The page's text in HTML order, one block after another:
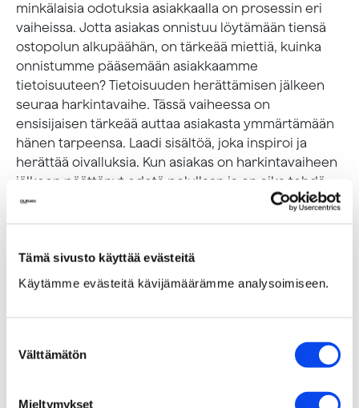
Tämä sivusto käyttää evästeitä
Käytämme evästeitä kävijämäärämme analysoimiseen.
valinta
Välttämätön
Mieltymykset
minkälaisia odotuksia asiakkaalla on prosessin eri
vaiheissa. Jotta asiakas onnistuu löytämään tiensä
ostopolun alkupäähän, on tärkeää miettiä, kuinka
onnistumme pääsemään asiakkaamme
tietoisuuteen? Tietoisuuden herättämisen jälkeen
seuraa harkintavaihe. Tässä vaiheessa on
ensisijaisen tärkeää auttaa asiakasta ymmärtämään
hänen tarpeensa. Laadi sisältöä, joka inspiroi ja
herättää oivalluksia. Kun asiakas on harkintavaiheen
jälkeen päättänyt edetä polullaan ja on aika tehdä
ostopäätös, tarvitaan sisältöä ostopäätöksen tueksi.
ostaa tuotteen, on aika lähteä rakentamaan
asiakassuhdetta. Anna asiakkaallesi syy palata
saappaisiin
Asetu kohderyhmäsi asemaan ja ymmärrä asiakkaan